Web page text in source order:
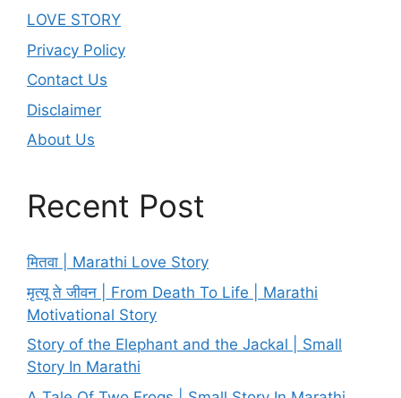
LOVE STORY
Privacy Policy
Contact Us
Disclaimer
About Us
Recent Post
मितवा | Marathi Love Story
मृत्यू ते जीवन | From Death To Life | Marathi
Motivational Story
Story of the Elephant and the Jackal | Small
Story In Marathi